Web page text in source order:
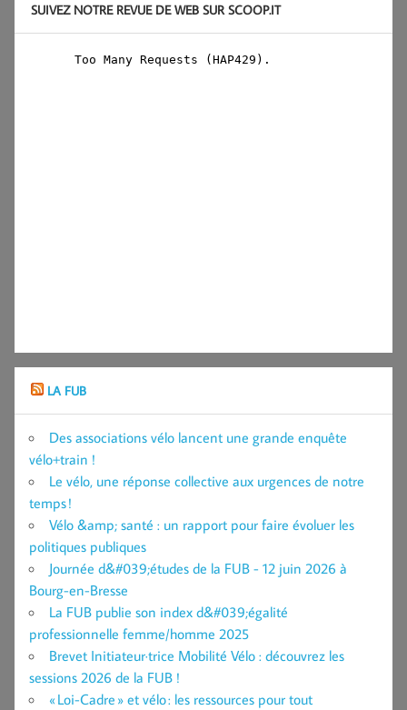
SUIVEZ NOTRE REVUE DE WEB SUR SCOOP.IT
LA FUB
Des associations vélo lancent une grande enquête
vélo+train !
Le vélo, une réponse collective aux urgences de notre
temps !
Vélo &amp; santé : un rapport pour faire évoluer les
politiques publiques
Journée d&#039;études de la FUB - 12 juin 2026 à
Bourg-en-Bresse
La FUB publie son index d&#039;égalité
professionnelle femme/homme 2025
Brevet Initiateur·trice Mobilité Vélo : découvrez les
sessions 2026 de la FUB !
« Loi-Cadre » et vélo : les ressources pour tout